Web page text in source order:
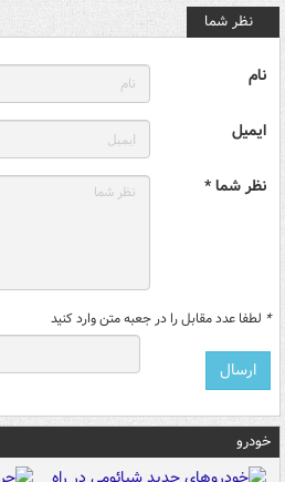
نظر شما
نام
ایمیل
نظر شما *
* لطفا عدد مقابل را در جعبه متن وارد کنید
خودرو